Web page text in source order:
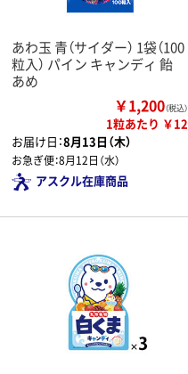
あわ玉 青（サイダー） 1袋（100
粒入） パイン キャンディ 飴
あめ
￥1,200（税込）
1粒あたり ￥12
お届け日：8月13日（木）
お急ぎ便：8月12日（水）
アスクル在庫商品